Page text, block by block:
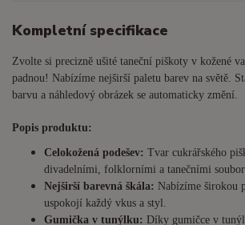
Kompletní specifikace
Zvolte si precizně ušité taneční piškoty v kožené
padnou! Nabízíme nejširší paletu barev na světě.
barvu a náhledový obrázek se automaticky změní.
Popis produktu:
Celokožená podešev: Tvar cukrářského
divadelními, folklorními a tanečními
Nejširší barevná škála: Nabízíme širokou
uspokojí každý vkus a styl.
Gumička v tunýlku: Díky gumičce v